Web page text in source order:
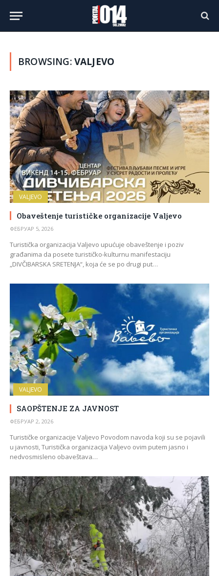
BROWSING:VALJEVO
VALJEVO
Obaveštenje turističke organizacije Valjevo
ФЕБРУАР 5, 2026
Turistička organizacija Valjevo upućuje obaveštenje i poziv
građanima da posete turističko-kulturnu manifestaciju
„DIVČIBARSKA SRETENJA“, koja će se po drugi put…
VALJEVO
SAOPŠTENJE ZA JAVNOST
ФЕБРУАР 2, 2026
Turističke organizacije Valjevo Povodom navoda koji su se pojavili
u javnosti, Turistička organizacija Valjevo ovim putem jasno i
nedvosmisleno obaveštava…